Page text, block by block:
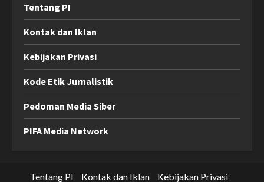
Tentang PI
Kontak dan Iklan
Kebijakan Privasi
Kode Etik Jurnalistik
Pedoman Media Siber
PIFA Media Network
Tentang PI Kontak dan Iklan Kebijakan Privasi